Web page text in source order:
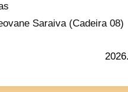
Saraiva (Cadeira 08)